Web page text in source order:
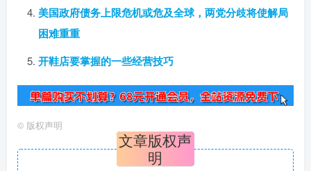
美国政府债务上限危机或危及全球，两党分歧将使解局
困难重重
开鞋店要掌握的一些经营技巧
© 版权声明
文章版权声
明